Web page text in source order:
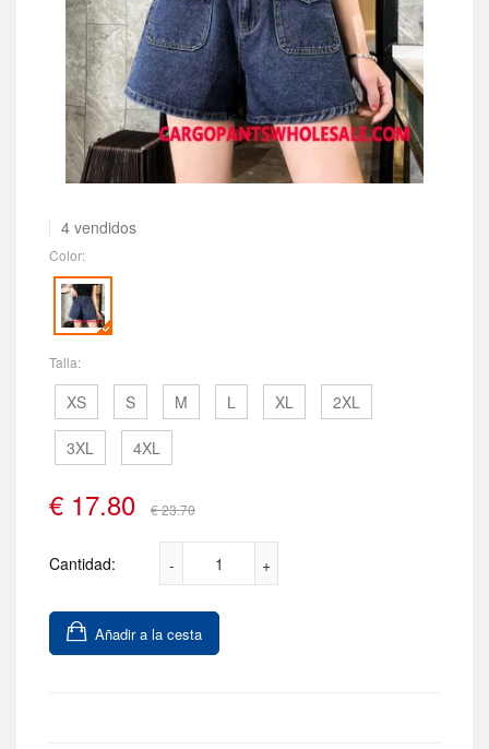
4 vendidos
Color:
Talla:
XS S M L XL 2XL
3XL 4XL
€ 17.80 € 23.70
Cantidad:
Añadir a la cesta